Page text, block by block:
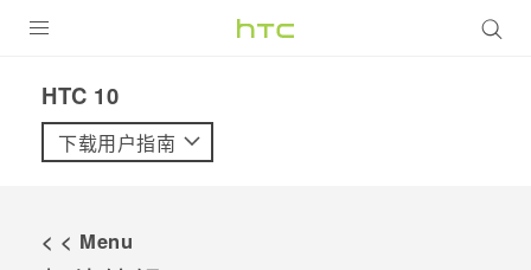
VIVE
支持帮助
HTC 10‎
下载用户指南
< < Menu